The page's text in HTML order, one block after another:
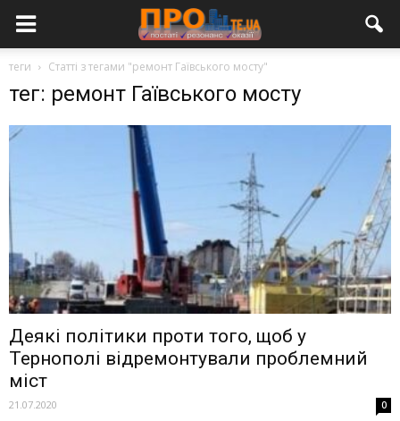
теги Статті з тегами "ремонт Гаївського мосту"
тег: ремонт Гаївського мосту
Деякі політики проти того, щоб у
Тернополі відремонтували проблемний
міст
21.07.2020 0